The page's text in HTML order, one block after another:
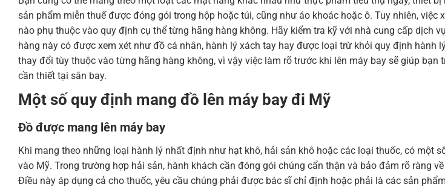
sản phẩm miễn thuế được đóng gói trong hộp hoặc túi, cũng như áo khoác hoặc ô. Tuy nhiên, việc
nào phụ thuộc vào quy định cụ thể từng hãng hàng không. Hãy kiểm tra kỹ với nhà cung cấp dịch
hàng này có được xem xét như đồ cá nhân, hành lý xách tay hay được loại trừ khỏi quy định hành
thay đổi tùy thuộc vào từng hãng hàng không, vì vậy việc làm rõ trước khi lên máy bay sẽ giúp bạn
cần thiết tại sân bay.
Một số quy định mang đồ lên máy bay đi Mỹ
Đồ được mang lên máy bay
Khi mang theo những loại hành lý nhất định như hạt khô, hải sản khô hoặc các loại thuốc, có một
vào Mỹ. Trong trường hợp hải sản, hành khách cần đóng gói chúng cẩn thận và bảo đảm rõ ràng
Điều này áp dụng cả cho thuốc, yêu cầu chúng phải được bác sĩ chỉ định hoặc phải là các sản